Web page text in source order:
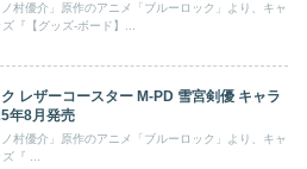
ノ村優介」原作のアニメ「ブルーロック」より、キャ
『【グッズ-ボード】...
レザーコースター M-PD 雪宮剣優 キャラ
年8月発売
ノ村優介」原作のアニメ「ブルーロック」より、キャ
ラクターグッズ『 ...